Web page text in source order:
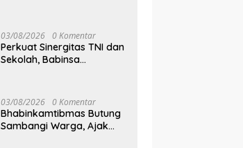
Kesehatan
03/08/2026 0 Komentar
Perkuat Sinergitas TNI dan
Sekolah, Babinsa
Center Malakaji
03/08/2026 0 Komentar
Bhabinkamtibmas Butung
Sambangi Warga, Ajak